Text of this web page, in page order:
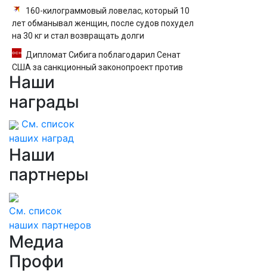
160-килограммовый ловелас, который 10
лет обманывал женщин, после судов похудел
на 30 кг и стал возвращать долги
Дипломат Сибига поблагодарил Сенат
США за санкционный законопроект против
России
Наши
награды
См. список
наших наград
Наши
партнеры
См. список
наших партнеров
Медиа
Профи